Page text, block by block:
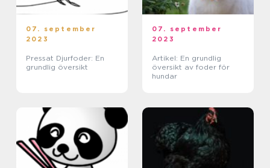
07. september
2023
Pressat Djurfoder: En
grundlig översikt
07. september
2023
Artikel: En grundlig
översikt av foder för
hundar